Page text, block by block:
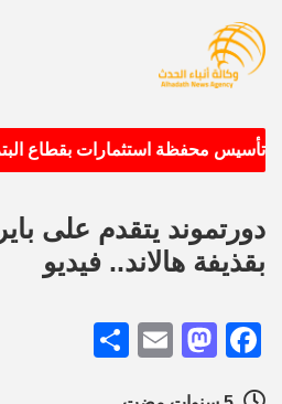
تأسيس محفظة استثمارات بقطاع
دورتموند يتقدم على
بقذيفة هالاند.. فيديو
Facebook
Mastodon
Email